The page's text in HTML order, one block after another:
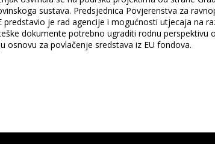
sustava. Predsjednica Povjerenstva za
je rad agencije i mogućnosti utjecaja na
dokumente potrebno ugraditi rodnu
osnovu za povlačenje sredstava iz EU fondova.